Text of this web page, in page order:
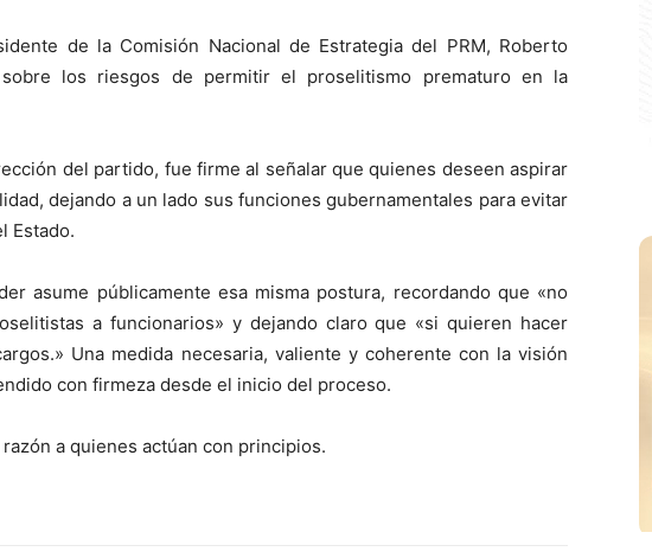
de la Comisión Nacional de Estrategia del PRM, Roberto
los riesgos de permitir el proselitismo prematuro en la
del partido, fue firme al señalar que quienes deseen aspirar
dejando a un lado sus funciones gubernamentales para evitar
Estado.
asume públicamente esa misma postura, recordando que «no
a funcionarios» y dejando claro que «si quieren hacer
Una medida necesaria, valiente y coherente con la visión
con firmeza desde el inicio del proceso.
a quienes actúan con principios.